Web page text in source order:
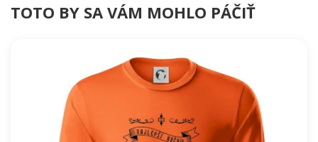
TOTO BY SA VÁM MOHLO PÁČIŤ